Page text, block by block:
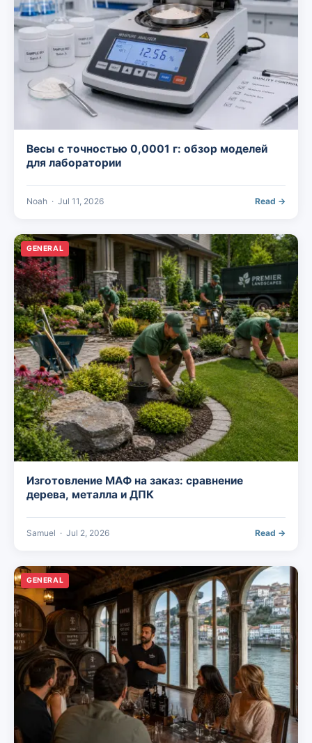
Весы с точностью 0,0001 г: обзор моделей
для лаборатории
Noah · Jul 11, 2026 Read →
GENERAL
Изготовление МАФ на заказ: сравнение
дерева, металла и ДПК
Samuel · Jul 2, 2026 Read →
GENERAL